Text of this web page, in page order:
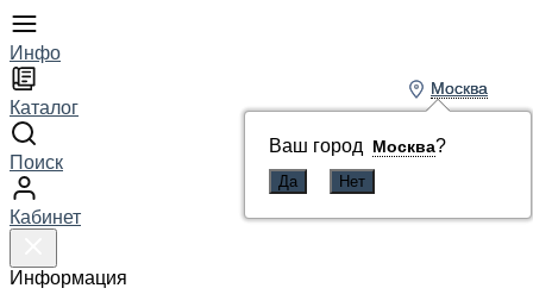
Инфо
Каталог
Поиск
Кабинет
Информация
Москва
Ваш город Москва?
Москва
Ваш город Москва?